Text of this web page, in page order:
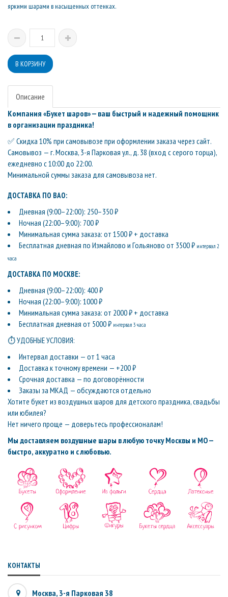
яркими шарами в насыщенных оттенках.
Описание
Компания «Букет шаров» — ваш быстрый и надежный помощник
в организации праздника!
✅ Скидка 10% при самовывозе при оформлении заказа через сайт.
Самовывоз — г. Москва, 3-я Парковая ул., д. 38 (вход с серого торца),
ежедневно с 10:00 до 22:00.
Минимальной суммы заказа для самовывоза нет.
ДОСТАВКА ПО ВАО:
Дневная (9:00–22:00): 250–350 ₽
Ночная (22:00–9:00): 700 ₽
Минимальная сумма заказа: от 1500 ₽ + доставка
Бесплатная дневная по Измайлово и Гольяново от 3500 ₽ интервал 2
часа
ДОСТАВКА ПО МОСКВЕ:
Дневная (9:00–22:00): 400 ₽
Ночная (22:00–9:00): 1000 ₽
Минимальная сумма заказа: от 2000 ₽ + доставка
Бесплатная дневная от 5000 ₽ интервал 3 часа
⏱ УДОБНЫЕ УСЛОВИЯ:
Интервал доставки — от 1 часа
Доставка к точному времени — +200 ₽
Срочная доставка — по договорённости
Заказы за МКАД — обсуждаются отдельно
Хотите букет из воздушных шаров для детского праздника, свадьбы
или юбилея?
Нет ничего проще — доверьтесь профессионалам!
Мы доставляем воздушные шары в любую точку Москвы и МО —
быстро, аккуратно и с любовью.
КОНТАКТЫ
Москва, 3-я Парковая 38